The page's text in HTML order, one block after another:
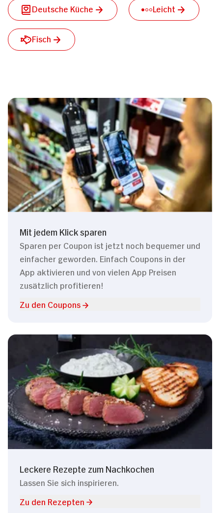
Deutsche Küche Leicht
Fisch
Mit jedem Klick sparen
Sparen per Coupon ist jetzt noch bequemer und
einfacher geworden. Einfach Coupons in der
App aktivieren und von vielen App Preisen
zusätzlich profitieren!
Zu den Coupons
Leckere Rezepte zum Nachkochen
Lassen Sie sich inspirieren.
Zu den Rezepten